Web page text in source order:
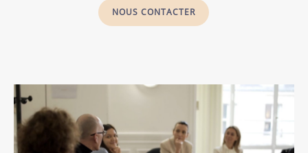
NOUS CONTACTER